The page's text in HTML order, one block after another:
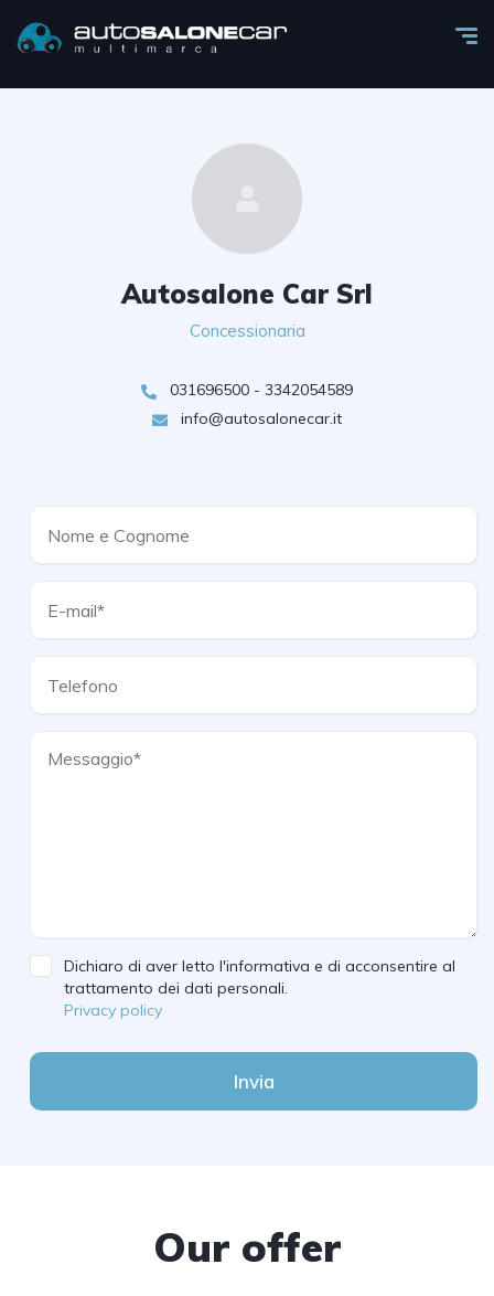
Autosalone Car Srl
Concessionaria
031696500 - 3342054589
info@autosalonecar.it
Dichiaro di aver letto l'informativa e di acconsentire al
trattamento dei dati personali.
Privacy policy
Invia
Our offer